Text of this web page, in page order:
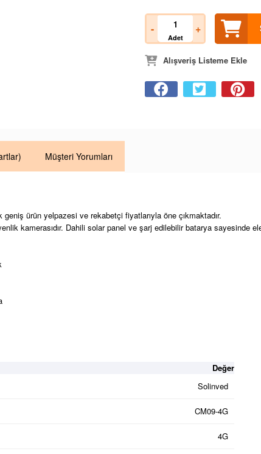
-
Adet
+
Alışveriş Listeme Ekle
Müşteri Yorumları
ürün yelpazesi ve rekabetçi fiyatlarıyla öne çıkmaktadır.
kamerasıdır. Dahili solar panel ve şarj edilebilir batarya sayesinde
Değer
Solinved
CM09-4G
4G